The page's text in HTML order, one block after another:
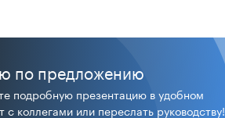
по предложению
подробную презентацию в удобном
коллегами или переслать руководству!